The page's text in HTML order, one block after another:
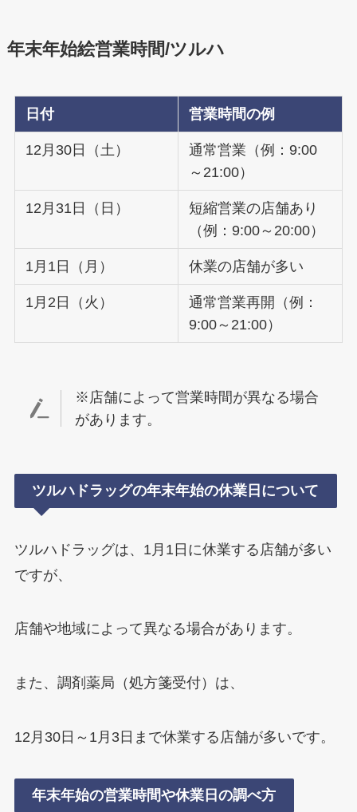
年末年始絵営業時間/ツルハ
日付 営業時間の例
12月30日（土）
通常営業（例：9:00
～21:00）
12月31日（日）
短縮営業の店舗あり
（例：9:00～20:00）
1月1日（月） 休業の店舗が多い
1月2日（火）
通常営業再開（例：
9:00～21:00）
※店舗によって営業時間が異なる場合
があります。
ツルハドラッグの年末年始の休業日について
ツルハドラッグは、1月1日に休業する店舗が多い
ですが、
店舗や地域によって異なる場合があります。
また、調剤薬局（処方箋受付）は、
12月30日～1月3日まで休業する店舗が多いです。
年末年始の営業時間や休業日の調べ方